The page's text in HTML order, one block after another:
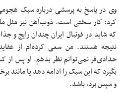
وی در پاسخ به پرسشی درباره سبک
کرد: کار سختی است. ذوب‌آهن نیز مثل
که شاید در فوتبال ایران چندان رایج و
نتیجه هستند. من سعی کرده‌ام از
حدادی‌فر نمی‌توانم نظر بدهم. او پس از
بگیرد که این سبک را ادامه دهد یا مانند
و سپس برد، باشد.